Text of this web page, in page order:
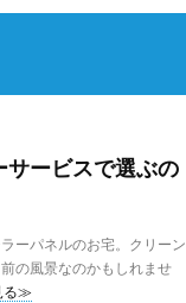
サービスで選ぶの
ーパネルのお宅。クリーン
の風景なのかもしれませ
る≫